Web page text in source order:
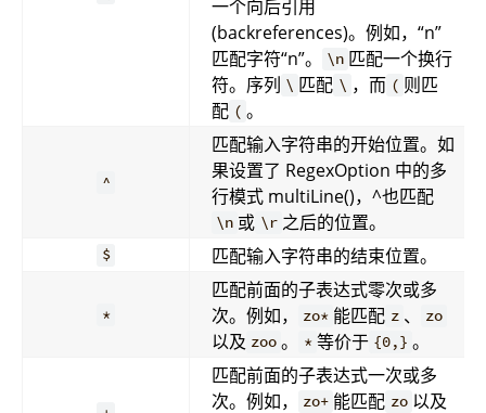
一个向后引用
(backreferences)。例如，“n”
匹配字符“n”。
\n 匹配一个换行
符。序列 \ 匹配 \ ，而 ( 则匹
配 ( 。
^
匹配输入字符串的开始位置。如
果设置了 RegexOption 中的多
行模式 multiLine()，^也匹配
\n 或 \r 之后的位置。
$ 匹配输入字符串的结束位置。
*
匹配前面的子表达式零次或多
次。例如，
zo* 能匹配 z 、 zo
以及 zoo 。 * 等价于 {0,} 。
匹配前面的子表达式一次或多
次。例如，
zo+ 能匹配 zo 以及